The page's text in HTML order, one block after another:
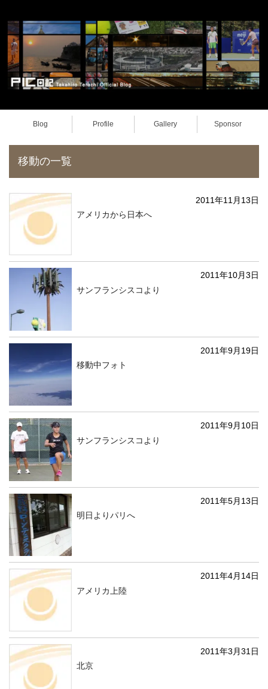
Blog Profile Gallery Sponsor
移動の一覧
2011年11月13日
アメリカから日本へ
2011年10月3日
サンフランシスコより
2011年9月19日
移動中フォト
2011年9月10日
サンフランシスコより
2011年5月13日
明日よりパリへ
2011年4月14日
アメリカ上陸
2011年3月31日
北京